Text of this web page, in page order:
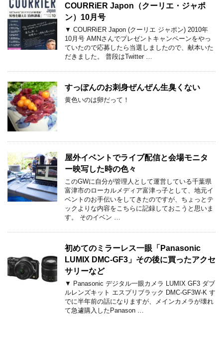
COURRiER Japon（クーリエ・ジャポ
ン）10月号
▼ COURRiER Japon (クーリエ ジャポン) 2010年
10月号 AMNさんでプレゼントキャンペーンをやっ
ていたので応募したら当選しましたので、献本いた
だきました。 普段はTwitter …
すっぽんのお刺身ぜんぜん生臭くない
黄色いのは卵だって！
屋外イベントでライブ配信と会場モニタ
ー映写した時の色々
このGWに自分が管理人として運営している千葉県
富津市のローカルメディア富津っ子として、地元イ
ベントのお手伝いをしてきたのですが、ちょっとテ
ックよりな内容をこちらに記録しておこうと思いま
す。 そのイベン …
初めてのミラーレス一眼「Panasonic
LUMIX DMC-GF3」その後に買ったアクセ
サリーなど
▼ Panasonic デジタル一眼カメラ LUMIX GF3 ダブ
ルレンズキット エスプリブラック DMC-GF3W-K す
でに半年前の話になりますが、メインカメラが壊れ
て急遽購入したPanason …